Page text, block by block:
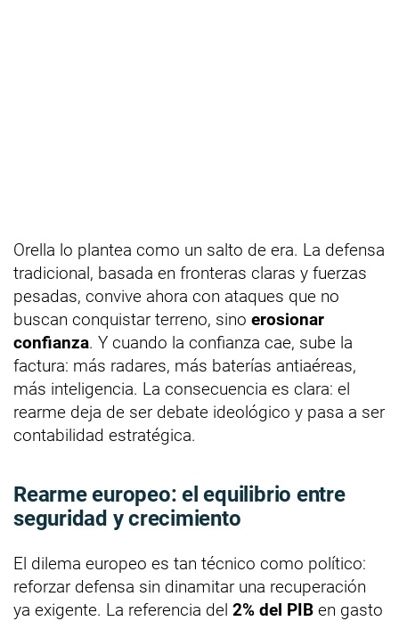
Orella lo plantea como un salto de era. La defensa
tradicional, basada en fronteras claras y fuerzas
pesadas, convive ahora con ataques que no
buscan conquistar terreno, sino erosionar
confianza. Y cuando la confianza cae, sube la
factura: más radares, más baterías antiaéreas,
más inteligencia. La consecuencia es clara: el
rearme deja de ser debate ideológico y pasa a ser
contabilidad estratégica.
Rearme europeo: el equilibrio entre
seguridad y crecimiento
El dilema europeo es tan técnico como político:
reforzar defensa sin dinamitar una recuperación
ya exigente. La referencia del 2% del PIB en gasto